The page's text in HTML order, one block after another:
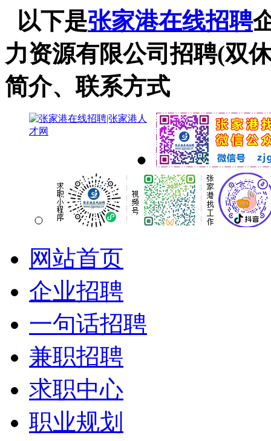
以下是张家港在线招聘
力资源有限公司招聘(双
简介、联系方式
网站首页
企业招聘
一句话招聘
兼职招聘
求职中心
职业规划